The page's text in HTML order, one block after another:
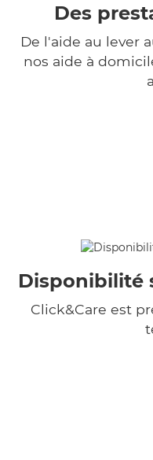
Des
De l'aide au lever
nos aide à
Disponibilité
Click&Care est